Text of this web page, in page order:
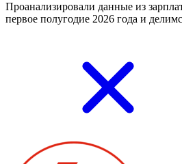
Проанализировали данные из
первое полугодие 2026 года и